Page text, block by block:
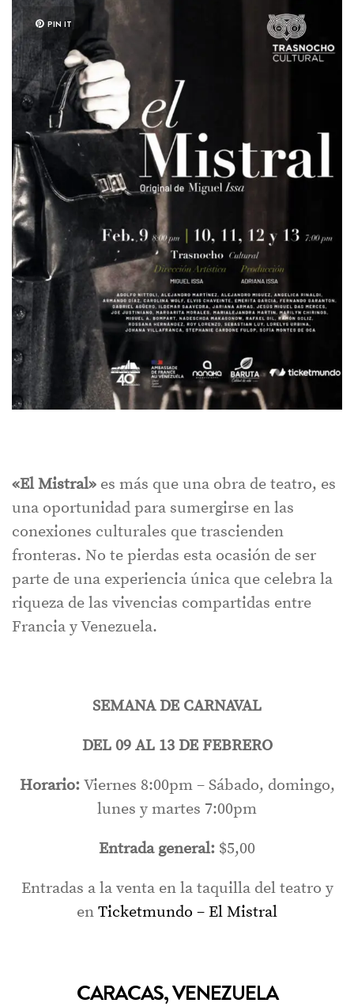
PIN IT
«El Mistral» es más que una obra de teatro, es
una oportunidad para sumergirse en las
conexiones culturales que trascienden
fronteras. No te pierdas esta ocasión de ser
parte de una experiencia única que celebra la
riqueza de las vivencias compartidas entre
Francia y Venezuela.
SEMANA DE CARNAVAL
DEL 09 AL 13 DE FEBRERO
Horario: Viernes 8:00pm – Sábado, domingo,
lunes y martes 7:00pm
Entrada general: $5,00
Entradas a la venta en la taquilla del teatro y
en Ticketmundo – El Mistral
CARACAS, VENEZUELA